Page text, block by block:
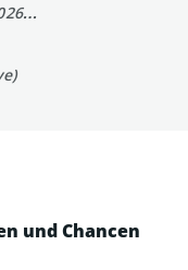
und Chancen